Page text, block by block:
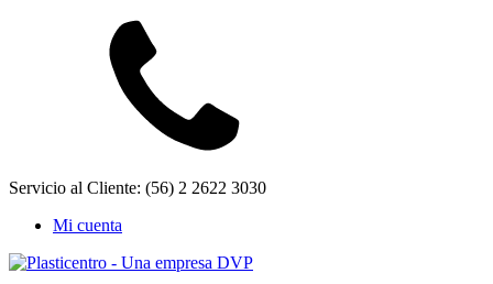
Servicio al Cliente: (56) 2 2622 3030
Mi cuenta